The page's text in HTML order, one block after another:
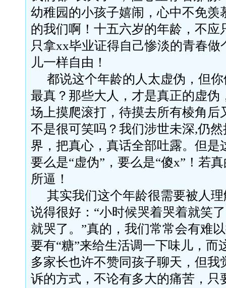
幼稚园的小孩子嬉闹，心中不免羡
的我们啊！十五六岁的年龄，不应
只拿xx毕业证得自己惨淡的青春做
儿一样自由！
都说这个年龄的人太虚伪，但
最真？那些大人，才是真正的虚伪
场上摸爬滚打，待摸去所有棱角后
不是很可笑吗？我们涉世未深,仍然
界，把真心，真话全部吐露。但是
要么是“虚伪”，要么是“傻x”！若
所逼！
其实我们这个年龄很需要被人
说得很好：“小时候哭着哭着就笑
就哭了。”真的，我们常常会有难
要有“糖”来给生活调一下味儿，而
多家长也许不赞同孩子聊天，但我
诉的方式，不论有多大的痛苦， 只